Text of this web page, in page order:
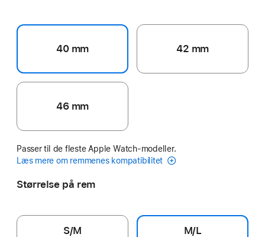
40 mm 42 mm
46 mm
Passer til de fleste Apple Watch-modeller.
Læs mere om remmenes kompatibilitet
Størrelse på rem
S/M M/L